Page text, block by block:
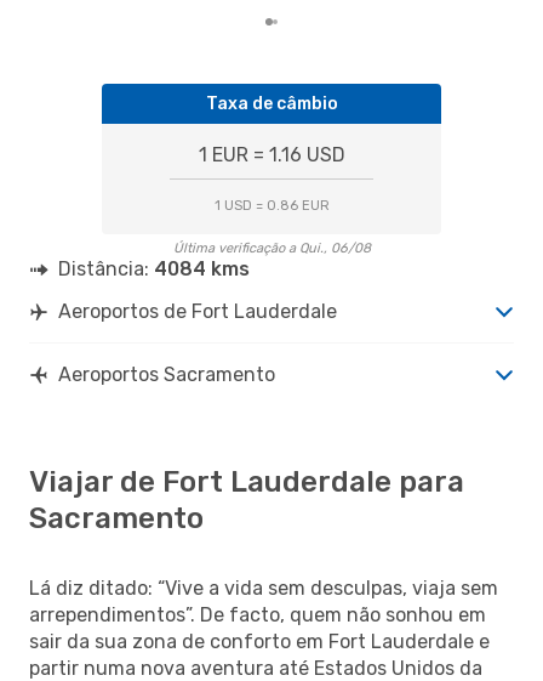
Taxa de câmbio
1 EUR = 1.16 USD
1 USD = 0.86 EUR
Última verificação a Qui., 06/08
Distância: 4084 kms
Aeroportos de Fort Lauderdale
Aeroportos Sacramento
Viajar de Fort Lauderdale para
Sacramento
Lá diz ditado: “Vive a vida sem desculpas, viaja sem
arrependimentos”. De facto, quem não sonhou em
sair da sua zona de conforto em Fort Lauderdale e
partir numa nova aventura até Estados Unidos da